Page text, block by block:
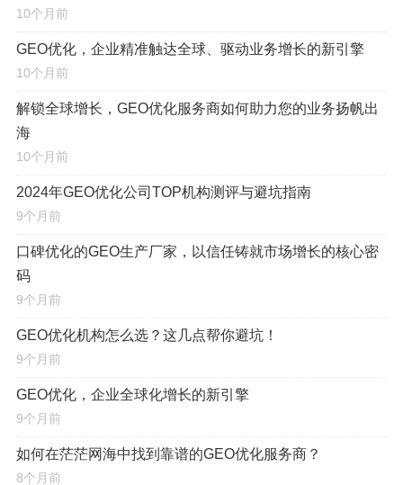
深度运营、Yandex Local SEO的特殊规则等。
团队的“复合型”结构： 团队中是否包含精通目标市
场语言的本地专家，或是对当地文化、消费心理有深刻
理解的SEO顾问？这直接影响内容本地化的“文化贴切
策略高度：基于业务目标，实现“数据驱动+场
景化”增长
“靠谱”的机构从不许诺虚无缥缈的“万能排名”，而是首
先与企业对齐业务目标：是提升本地实体门店的客流量，
是增加跨境电商在目标国的转化率，还是树立区域性的品
牌影响力？基于清晰的目标，他们会通过严谨的数据调研
（竞品分析、用户搜索意图挖掘、关键词难度评估等），
制定一套可衡量、可落地的增长策略。
略不应是泛泛的关键词堆砌，专业的机构会先分析澳大利
10个月前
GEO优化，企业精准触达全球、驱动业务增长的新引擎
10个月前
解锁全球增长，GEO优化服务商如何助力您的业务扬帆出
海
10个月前
2024年GEO优化公司TOP机构测评与避坑指南
9个月前
口碑优化的GEO生产厂家，以信任铸就市场增长的核心密
码
9个月前
GEO优化机构怎么选？这几点帮你避坑！
9个月前
GEO优化，企业全球化增长的新引擎
9个月前
如何在茫茫网海中找到靠谱的GEO优化服务商？
8个月前